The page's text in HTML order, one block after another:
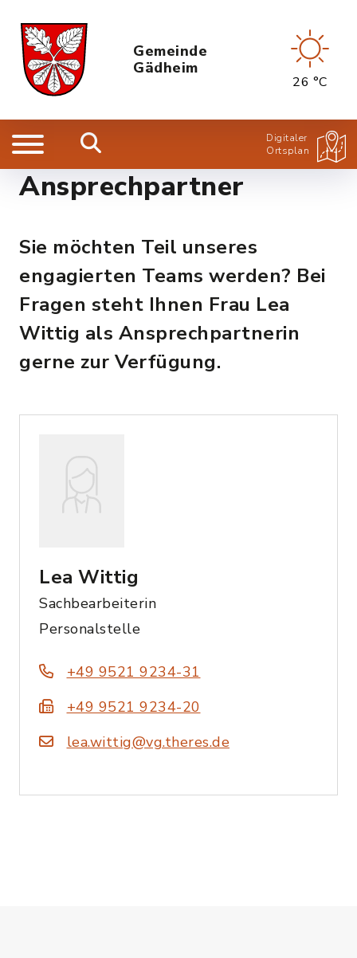
Gemeinde
Gädheim
26 °C
Digitaler
Ortsplan
Ansprechpartner
Sie möchten Teil unseres
engagierten Teams werden? Bei
Fragen steht Ihnen Frau Lea
Wittig als Ansprechpartnerin
gerne zur Verfügung.
Lea Wittig
Sachbearbeiterin
Personalstelle
+49 9521 9234-31
+49 9521 9234-20
lea.wittig@vg.theres.de